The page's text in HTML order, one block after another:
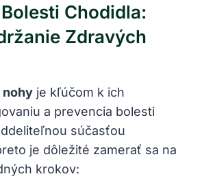
Chodidla:
Zdravých
je kľúčom k ich
a prevencia bolesti
súčasťou
je dôležité zamerať sa na
krokov: